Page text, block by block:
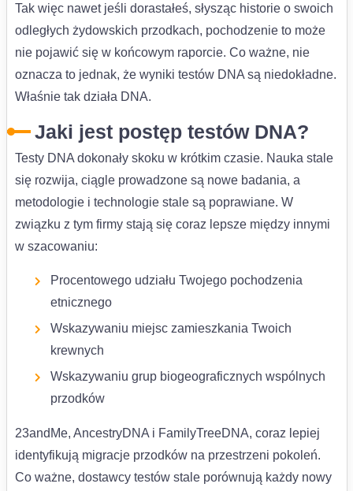
Tak więc nawet jeśli dorastałeś, słysząc historie o swoich
odległych żydowskich przodkach, pochodzenie to może
nie pojawić się w końcowym raporcie. Co ważne, nie
oznacza to jednak, że wyniki testów DNA są niedokładne.
Właśnie tak działa DNA.
Jaki jest postęp testów DNA?
Testy DNA dokonały skoku w krótkim czasie. Nauka stale
się rozwija, ciągle prowadzone są nowe badania, a
metodologie i technologie stale są poprawiane. W
związku z tym firmy stają się coraz lepsze między innymi
w szacowaniu:
Procentowego udziału Twojego pochodzenia
etnicznego
Wskazywaniu miejsc zamieszkania Twoich
krewnych
Wskazywaniu grup biogeograficznych wspólnych
przodków
23andMe, AncestryDNA i FamilyTreeDNA, coraz lepiej
identyfikują migracje przodków na przestrzeni pokoleń.
Co ważne, dostawcy testów stale porównują każdy nowy